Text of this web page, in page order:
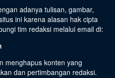
adanya tulisan, gambar,
ini karena alasan hak cipta
tim redaksi melalui email di:
menghapus konten yang
dan pertimbangan redaksi.